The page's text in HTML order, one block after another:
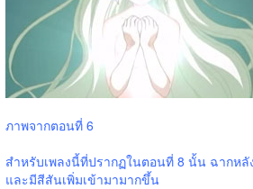
ภาพจากตอนที่ 6
สำหรับเพลงนี้ที่ปรากฏในตอนที่ 8 นั้น ฉากหลั
และมีสีสันเพิ่มเข้ามามากขึ้น